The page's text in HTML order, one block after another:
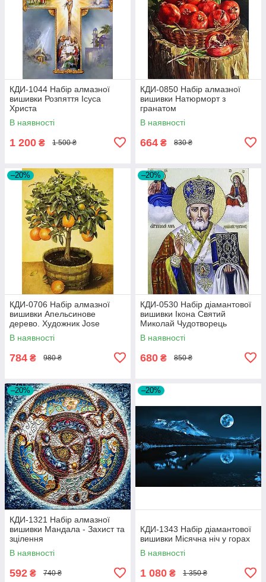
КДИ-1044 Набір алмазної
вишивки Розпяття Ісуса
Христа
В наявності
1 200 ₴ 1 500 ₴
КДИ-0850 Набір алмазної
вишивки Натюрморт з
гранатом
В наявності
664 ₴ 830 ₴
–20%
КДИ-0706 Набір алмазної
вишивки Апельсинове
дерево. Художник Jоse
Escofet
В наявності
784 ₴ 980 ₴
–20%
КДИ-0530 Набір діамантової
вишивки Ікона Святий
Миколай Чудотворець
В наявності
680 ₴ 850 ₴
–20%
КДИ-1321 Набір алмазної
вишивки Мандала - Захист та
зцілення
В наявності
592 ₴ 740 ₴
–20%
КДИ-1343 Набір діамантової
вишивки Місячна ніч у горах
В наявності
1 080 ₴ 1 350 ₴